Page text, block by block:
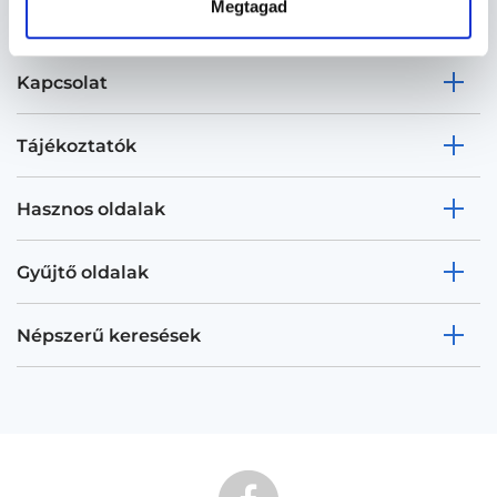
Megtagad
Kapcsolat
Tájékoztatók
Hasznos oldalak
Gyűjtő oldalak
Népszerű keresések